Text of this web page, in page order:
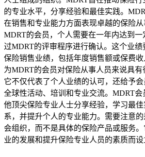
的专业水平，分享经验和最佳实践。
在销售和专业能力方面表现卓越的保险
MDRT的会员，个人需要在一年内达到
过MDRT的评审程序进行确认。这个业
保险销售业绩，包括年度销售额或保费
为MDRT的会员对保险从事人员来说具有
它不仅代表了个人业绩的认可，还给予
全球性活动、培训和专业交流。MDRT
他顶尖保险专业人士分享经验，学习最
系，并提升个人的专业能力。需要注意
会组织，而不是具体的保险产品或服务
业的发展和提升保险专业人员的素质而设